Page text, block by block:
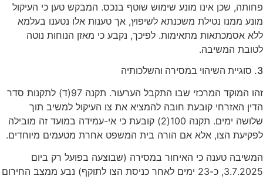
אינו מונע שימוש שוטף בנכס.המבקש טען כי העיקול
משכנתא לשיפוץ, אך טענות אלו נטענו בעלמא
מתאימות. לפיכך, נקבע כי מאזן הנוחות נוטה
.
שבו התקבל הערעור.
תקנה 97(ד) לתקנות סדר
קובעת חובה להמציא את צו העיקול למשיב תוך
.
תקנה 100(2) קובעת כי אי-עמידה במועד זה מובילה
אלא אם הורה בית המשפט אחרת מטעמים מיוחדים.
כי האיחור במסירה (שבוצעה בפועל רק ביום
3.7.2025, כ-23 ימים לאחר כניסת הצו לתוקף) נבע ממצב החירום